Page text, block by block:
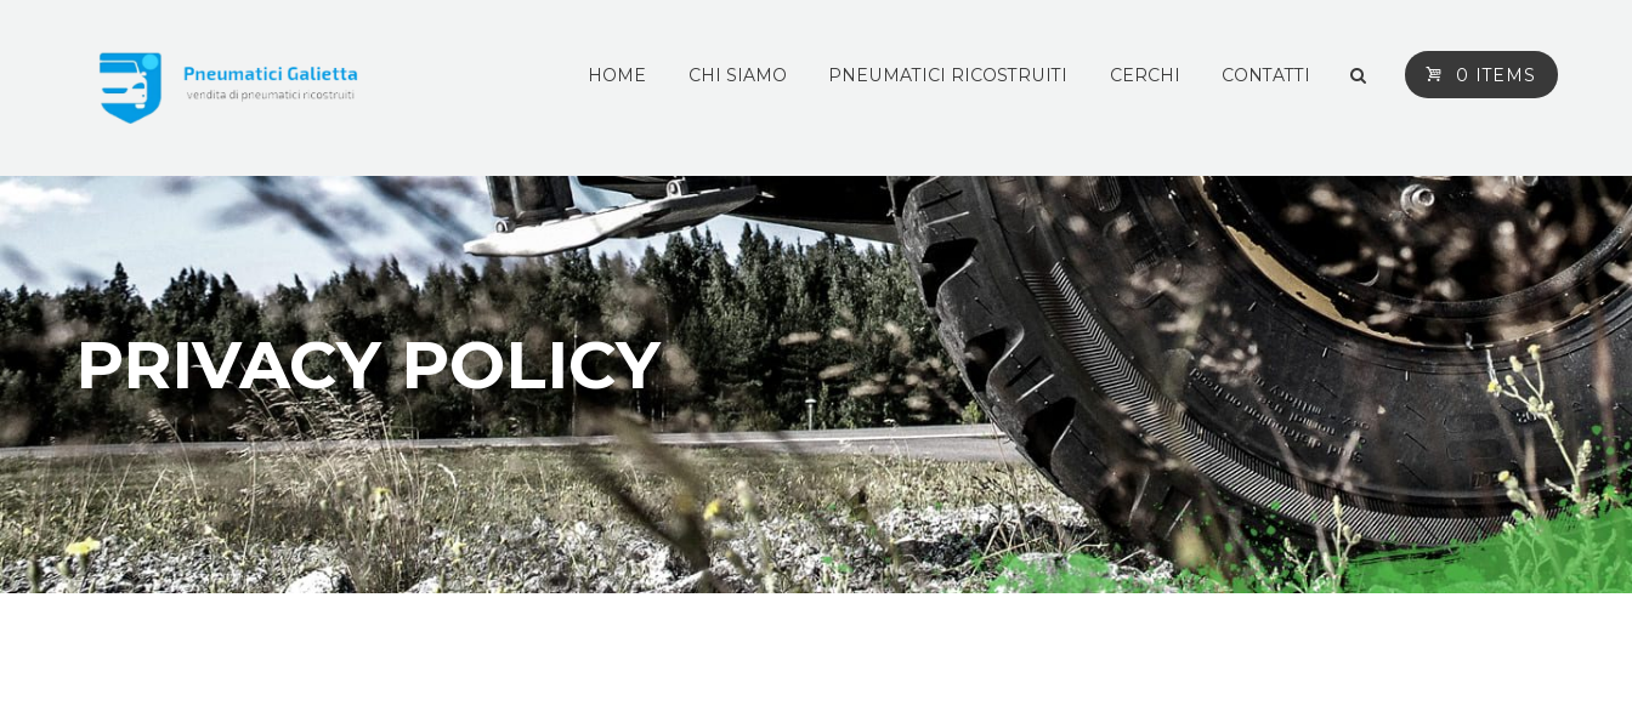
HOME CHI SIAMO PNEUMATICI RICOSTRUITI CERCHI CONTATTI 0 ITEMS
PRIVACY POLICY